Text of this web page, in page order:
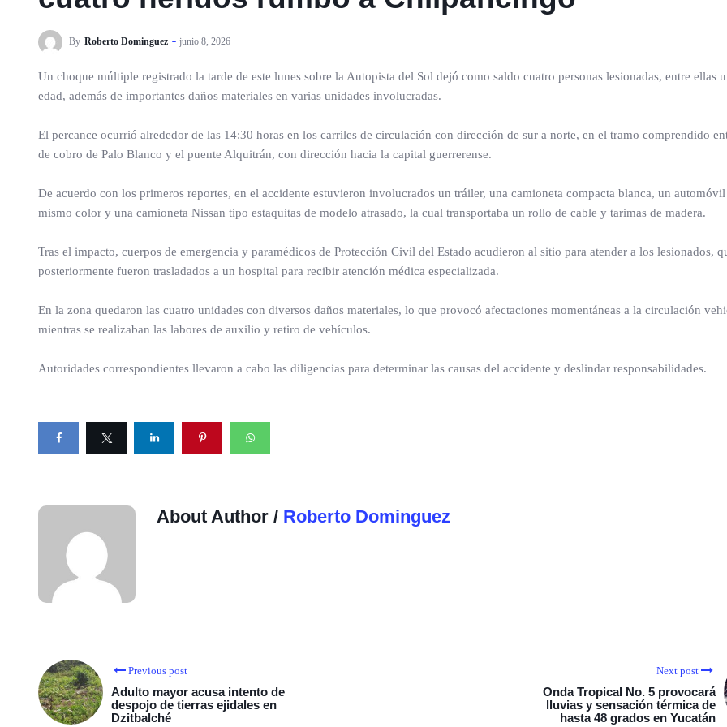
By Roberto Dominguez junio 8, 2026
Un choque múltiple registrado la tarde de este lunes sobre la Autopista del Sol dejó como saldo cuatro personas lesionadas, entre ellas
edad, además de importantes daños materiales en varias unidades involucradas.
El percance ocurrió alrededor de las 14:30 horas en los carriles de circulación con dirección de sur a norte, en el tramo comprendido
de cobro de Palo Blanco y el puente Alquitrán, con dirección hacia la capital guerrerense.
De acuerdo con los primeros reportes, en el accidente estuvieron involucrados un tráiler, una camioneta compacta blanca, un
mismo color y una camioneta Nissan tipo estaquitas de modelo atrasado, la cual transportaba un rollo de cable y tarimas de madera.
Tras el impacto, cuerpos de emergencia y paramédicos de Protección Civil del Estado acudieron al sitio para atender a los lesionados,
posteriormente fueron trasladados a un hospital para recibir atención médica especializada.
En la zona quedaron las cuatro unidades con diversos daños materiales, lo que provocó afectaciones momentáneas a la circulación
mientras se realizaban las labores de auxilio y retiro de vehículos.
Autoridades correspondientes llevaron a cabo las diligencias para determinar las causas del accidente y deslindar responsabilidades.
About Author / Roberto Dominguez
Previous post
Adulto mayor acusa intento de
despojo de tierras ejidales en
Dzitbalché
Next post
Onda Tropical No. 5 provocará
lluvias y sensación térmica de
hasta 48 grados en Yucatán